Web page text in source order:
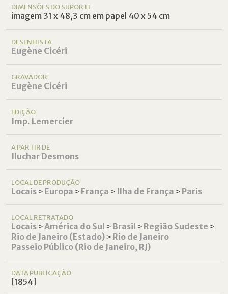
DIMENSÕES DO SUPORTE
imagem 31 x 48,3 cm em papel 40 x 54 cm
DESENHISTA
Eugène Cicéri
GRAVADOR
Eugène Cicéri
EDIÇÃO
Imp. Lemercier
A PARTIR DE
Iluchar Desmons
LOCAL DE PRODUÇÃO
Locais˃ Europa ˃ França ˃ Ilha de França ˃ Paris
LOCAL RETRATADO
Locais˃América do Sul ˃ Brasil ˃ Região Sudeste ˃
Rio de Janeiro (Estado)˃ Rio de Janeiro
Passeio Público (Rio de Janeiro, RJ)
DATA PUBLICAÇÃO
[1854]